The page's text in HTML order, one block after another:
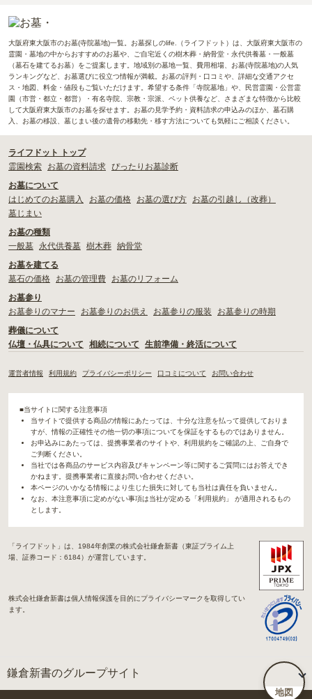
地図
大阪府東大阪市のお墓(寺院墓地)一覧。お墓探しのlife.（ライフドット）は、大阪府東大阪市の
霊園・墓地の中からおすすめのお墓や、ご自宅近くの樹木葬・納骨堂・永代供養墓・一般墓
（墓石を建てるお墓）をご提案します。地域別の墓地一覧、費用相場、お墓(寺院墓地)の人気
ランキングなど、お墓選びに役立つ情報が満載。お墓の評判・口コミや、詳細な交通アクセ
ス・地図、料金・値段もご覧いただけます。希望する条件「寺院墓地」や、民営霊園・公営霊
園（市営・都立・都営）・有名寺院、宗教・宗派、ペット供養など、さまざまな特徴から比較
して大阪府東大阪市のお墓を探せます。お墓の見学予約・資料請求の申込みのほか、墓石購
入、お墓の移設、墓じまい後の遺骨の移動先・移す方法についても気軽にご相談ください。
ライフドット トップ
霊園検索
お墓の資料請求 ぴったりお墓診断
お墓について
はじめてのお墓購入
お墓の価格 お墓の選び方
お墓の引越し（改葬）
墓じまい
お墓の種類
一般墓
永代供養墓 樹木葬 納骨堂
お墓を建てる
墓石の価格
お墓の管理費
お墓のリフォーム
お墓参り
お墓参りのマナー
お墓参りのお供え お墓参りの服装
お墓参りの時期
葬儀について
仏壇・仏具について
相続について 生前準備・終活について
運営者情報 利用規約 プライバシーポリシー 口コミについて お問い合わせ
■当サイトに関する注意事項
当サイトで提供する商品の情報にあたっては、十分な注意を払って提供しておりま
すが、情報の正確性その他一切の事項についてを保証をするものではありません。
お申込みにあたっては、提携事業者のサイトや、利用規約をご確認の上、ご自身で
ご判断ください。
当社では各商品のサービス内容及びキャンペーン等に関するご質問にはお答えでき
かねます。提携事業者に直接お問い合わせください。
本ページのいかなる情報により生じた損失に対しても当社は責任を負いません。
なお、本注意事項に定めがない事項は当社が定める「利用規約」 が適用されるもの
とします。
「ライフドット」は、1984年創業の株式会社鎌倉新書（東証プライム上
場、証券コード：6184）が運営しています。
株式会社鎌倉新書は個人情報保護を目的にプライバシーマークを取得してい
ます。
鎌倉新書のグループサイト